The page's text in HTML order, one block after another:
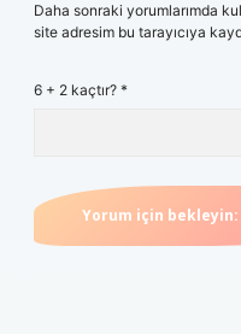
Daha sonraki yorumlarımda
site adresim bu tarayıcıya
6 + 2 kaçtır? *